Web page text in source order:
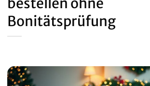
Bonitätsprüfung